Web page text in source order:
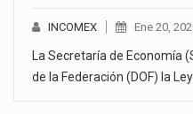
INCOMEX Ene 20,
La Secretaría de Economía
de la Federación (DOF) la